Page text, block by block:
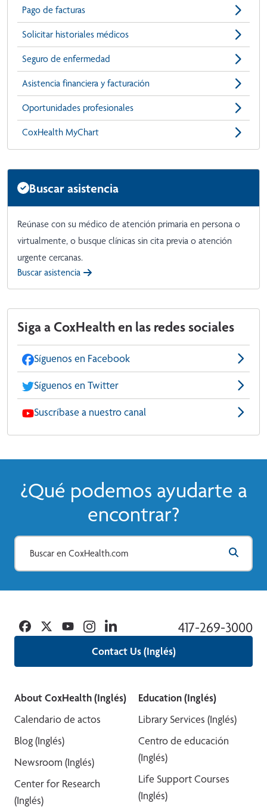
Pago de facturas
Solicitar historiales médicos
Seguro de enfermedad
Asistencia financiera y facturación
Oportunidades profesionales
CoxHealth MyChart
Buscar asistencia
Reúnase con su médico de atención primaria en persona o
virtualmente, o busque clínicas sin cita previa o atención
urgente cercanas.
Buscar asistencia
Siga a CoxHealth en las redes sociales
Síguenos en Facebook
Síguenos en Twitter
Suscríbase a nuestro canal
¿Qué podemos ayudarte a
encontrar?
Contact Us (Inglés)
417-269-3000
Facebook
TwitterYouTubeInstagramLinkedin
About CoxHealth (Inglés)
Calendario de actos
Blog (Inglés)
Newsroom (Inglés)
Center for Research
(Inglés)
Education (Inglés)
Library Services (Inglés)
Centro de educación
(Inglés)
Life Support Courses
(Inglés)